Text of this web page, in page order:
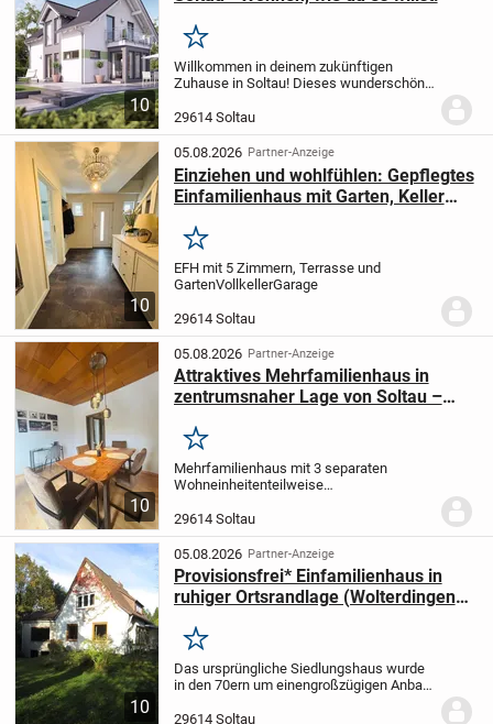
10
Merken
Willkommen in deinem zukünftigen
Zuhause in Soltau! Dieses wunderschöne
Wünschen und Vorstellungen projektiert
und bietet dir mit 124 m² Wohnfläche und
5 Zimmern...
29614 Soltau
10
05.08.2026 Partner-Anzeige
Einziehen und wohlfühlen: Gepflegtes
Einfamilienhaus mit Garten, Keller
Merken
EFH mit 5 Zimmern, Terrasse und
GartenVollkellerGarage
29614 Soltau
10
05.08.2026 Partner-Anzeige
Attraktives Mehrfamilienhaus in
zentrumsnaher Lage von Soltau –
Merken
Mehrfamilienhaus mit 3 separaten
Wohneinheitenteilweise
Freisitz im Erdgeschoss
Doppel-Carport, weitere zusätzliche
Außenstellplätzevermietet
29614 Soltau
10
05.08.2026 Partner-Anzeige
Provisionsfrei* Einfamilienhaus in
ruhiger Ortsrandlage (Wolterdingen-
Merken
Das ursprüngliche Siedlungshaus wurde
in den 70ern um einengroßzügigen Anbau
Auein einer ruhigen Ortsrandlage.
29614 Soltau